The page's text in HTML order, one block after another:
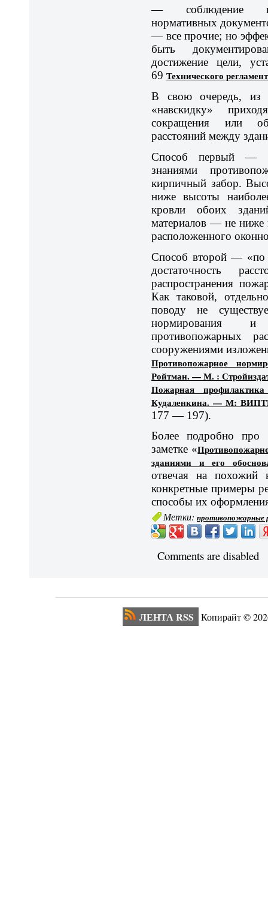
— соблюдение
нормативных
— все прочие; но
быть
достижение цели,
69Технического
В свою очередь, из
«навскидку»
сокращения или
расстояний между
Способ первый —
знаниями
кирпичный забор.
ниже высоты
кровли обоих
материалов — не ниже
расположенного
Способ второй — «по
достаточность
распространения
Как таковой,
поводу не
нормирования и
противопожарных
сооружениями
Противопожарное
Ройтман. — М. :
Пожарная
Кудаленкина. — М:
177 — 197).
Более подробно про
заметке «
зданиями и его
отвечая на похожий
конкретные примеры
способы их
Метки:противопожарные
Comments are disabled
ЛЕНТА RSS Копирайт ©